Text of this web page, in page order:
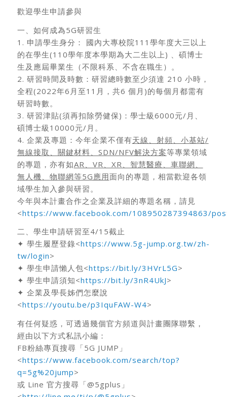
歡迎學生申請參與
一、如何成為5G研習生
1. 申請學生身分： 國內大專校院111學年度大三以上
的在學生(110學年度本學期為大二生以上) 、碩博士
生及應屆畢業生（不限科系、不含在職生）。
2. 研習時間及時數：研習總時數至少須達 210 小時，
全程(2022年6月至11月，共6 個月)的每個月都需有
研習時數。
3. 研習津貼(須再扣除勞健保)：學士級6000元/月、
碩博士級10000元/月。
4. 企業及專題：今年企業不僅有天線、射頻、小基站/
無線接取、關鍵材料、SDN/NFV解決方案等專業領域
的專題，亦有如AR、VR、XR、智慧醫療、車聯網、
無人機、物聯網等5G應用面向的專題，相當歡迎各領
域學生加入參與研習。
今年與本計畫合作之企業及詳細的專題名稱，請見
<https://www.facebook.com/108950287394863/
二、學生申請研習至4/15截止
✦ 學生履歷登錄<https://www.5g-jump.org.tw/zh-
tw/login>
✦ 學生申請懶人包<https://bit.ly/3HVrL5G>
✦ 學生申請須知<https://bit.ly/3nR4UkJ>
✦ 企業及學長姊們怎麼說
<https://youtu.be/p3IquFAW-W4>
有任何疑惑，可透過幾個官方頻道與計畫團隊聯繫，
經由以下方式私訊小編：
FB粉絲專頁搜尋「5G JUMP」
<https://www.facebook.com/search/top?
q=5g%20jump>
或 Line 官方搜尋「@5gplus」